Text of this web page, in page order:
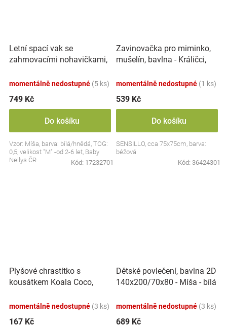
Letní spací vak se
zahrnovacími nohavičkami,
potiskem, M
momentálně nedostupné (5 ks)
749 Kč
Do košíku
Vzor: Míša, barva: bílá/hnědá, TOG:
0,5, velikost "M" -od 2-6 let, Baby
Nellys ČR
Kód: 17232701
Zavinovačka pro miminko,
mušelín, bavlna - Králičci,
momentálně nedostupné (1 ks)
539 Kč
Do košíku
SENSILLO, cca 75x75cm, barva:
béžová
Kód: 36424301
Plyšové chrastítko s
kousátkem Koala Coco,
momentálně nedostupné (3 ks)
167 Kč
Dětské povlečení, bavlna 2D
140x200/70x80 - Míša - bílá
momentálně nedostupné (3 ks)
689 Kč